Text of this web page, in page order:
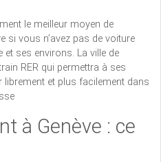
le meilleur moyen de
si vous n’avez pas de voiture
ses environs. La ville de
RER qui permettra à ses
librement et plus facilement dans
à Genève : ce